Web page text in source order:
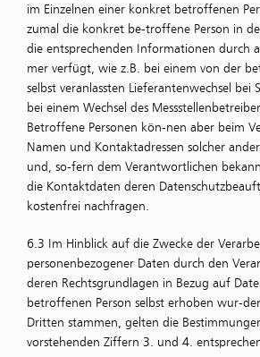
im Einzelnen einer konkret betroffenen
zumal die konkret be-troffene Person in
die entsprechenden Informationen durch
mer verfügt, wie z.B. bei einem von der
selbst veranlassten Lieferantenwechsel bei
bei einem Wechsel des
Betroffene Personen kön-nen aber beim
Namen und Kontaktadressen solcher
und, so-fern dem Verantwortlichen
die Kontaktdaten deren
kostenfrei nachfragen.
6.3 Im Hinblick auf die Zwecke der
personenbezogener Daten durch den
deren Rechtsgrundlagen in Bezug auf
betroffenen Person selbst erhoben wur-
Dritten stammen, gelten die
vorstehenden Ziffern 3. und 4.